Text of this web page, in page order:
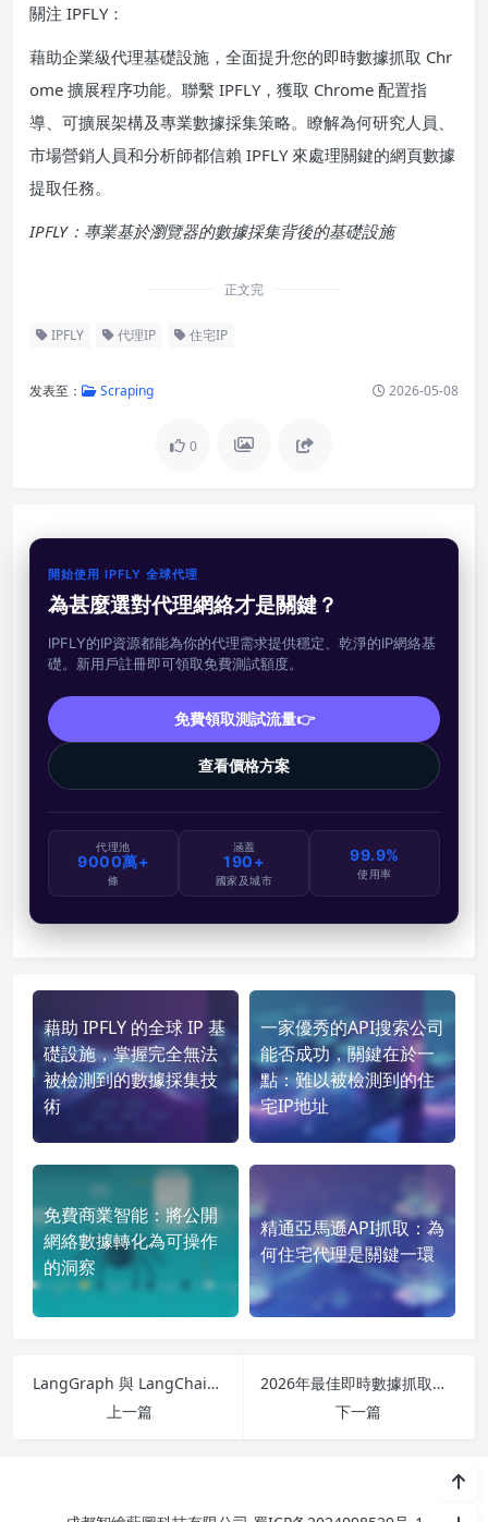
關注 IPFLY：
藉助企業級代理基礎設施，全面提升您的即時數據抓取 Chr
ome 擴展程序功能。聯繫 IPFLY，獲取 Chrome 配置指
導、可擴展架構及專業數據採集策略。瞭解為何研究人員、
市場營銷人員和分析師都信賴 IPFLY 來處理關鍵的網頁數據
提取任務。
IPFLY：專業基於瀏覽器的數據採集背後的基礎設施
正文完
IPFLY 代理IP 住宅IP
发表至： Scraping 2026-05-08
0
開始使用 IPFLY 全球代理
為甚麼選對代理網絡才是關鍵？
IPFLY的IP資源都能為你的代理需求提供穩定、乾淨的IP網絡基
礎。新用戶註冊即可領取免費測試額度。
免費領取測試流量👉
查看價格方案
代理池
9000萬+
條
涵蓋
190+
國家及城市
99.9%
使用率
藉助 IPFLY 的全球 IP 基
礎設施，掌握完全無法
被檢測到的數據採集技
術
一家優秀的API搜索公司
能否成功，關鍵在於一
點：難以被檢測到的住
宅IP地址
免費商業智能：將公開
網絡數據轉化為可操作
的洞察
精通亞馬遜API抓取：為
何住宅代理是關鍵一環
LangGraph 與 LangChain：2026 年智能 AI 代理構建指南
上一篇
2026年最佳即時數據抓取工具：自動化數據採集的終極無代碼指南
下一篇